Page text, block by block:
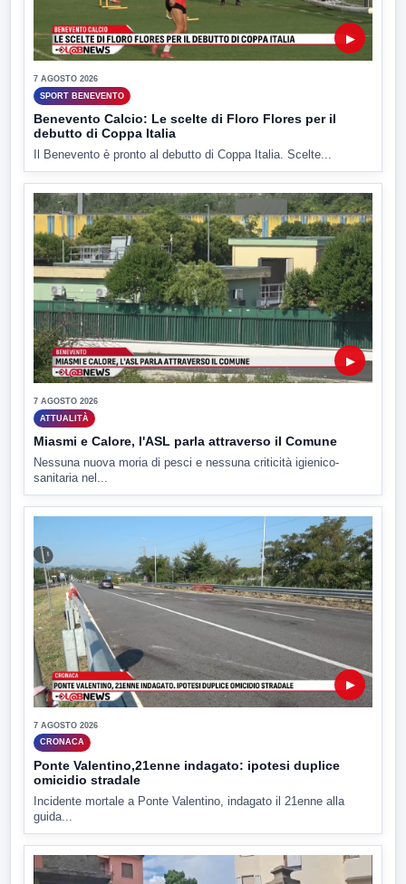
▶
7 AGOSTO 2026
SPORT BENEVENTO
Benevento Calcio: Le scelte di Floro Flores per il
debutto di Coppa Italia
Il Benevento è pronto al debutto di Coppa Italia. Scelte...
▶
7 AGOSTO 2026
ATTUALITÀ
Miasmi e Calore, l'ASL parla attraverso il Comune
Nessuna nuova moria di pesci e nessuna criticità igienico-
sanitaria nel...
▶
7 AGOSTO 2026
CRONACA
Ponte Valentino,21enne indagato: ipotesi duplice
omicidio stradale
Incidente mortale a Ponte Valentino, indagato il 21enne alla
guida...